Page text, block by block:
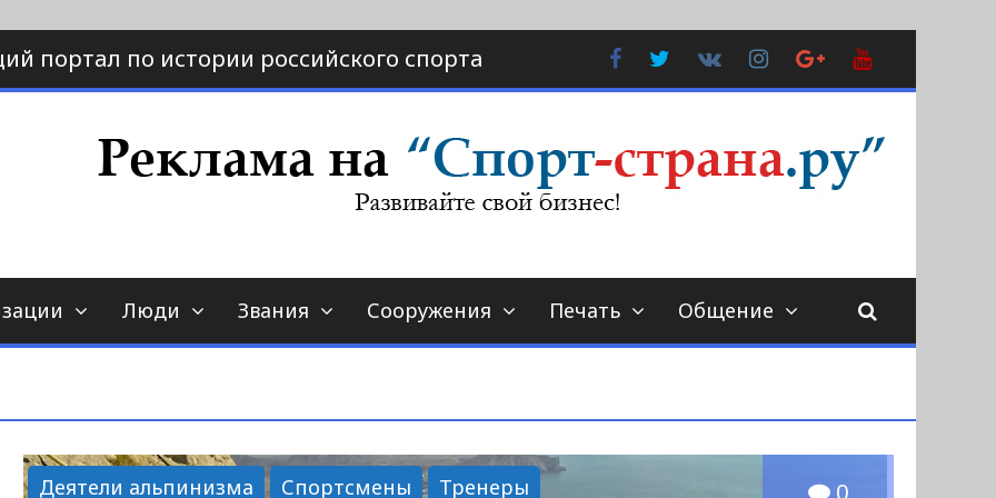
портал по истории российского спорта FacebookTwitter
Контакте
Instagram
Google
Plus
страна.ру
по истории спорта
Люди Звания Сооружения Печать Общение
Деятели альпинизма Спортсмены Тренеры 0